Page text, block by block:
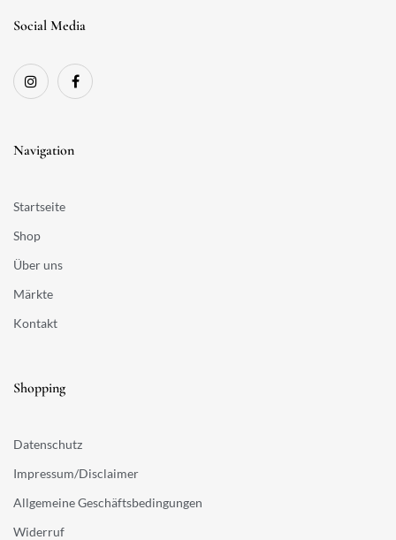
Social Media
Navigation
Startseite
Shop
Über uns
Märkte
Kontakt
Shopping
Datenschutz
Impressum/Disclaimer
Allgemeine Geschäftsbedingungen
Widerruf